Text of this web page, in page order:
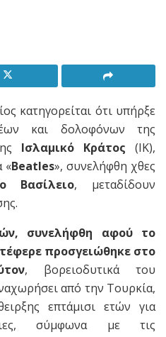
κατηγορείται ότι υπήρξε
και δολοφόνων της
Ισλαμικό Κράτος (ΙΚ),
«Beatles», συνελήφθη χθες
Βασίλειο, μεταδίδουν
συνελήφθη αφού το
προσγειώθηκε στο
, βορειοδυτικά του
από την Τουρκία,
επτάμισι ετών για
σύμφωνα με τις